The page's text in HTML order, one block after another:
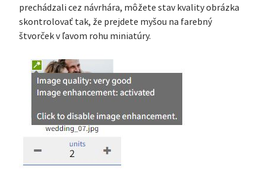
prechádzali cez návrhára, môžete stav kvality obrázka
skontrolovať tak, že prejdete myšou na farebný
štvorček v ľavom rohu miniatúry.